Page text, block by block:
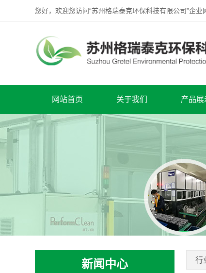
您好，欢迎您访问“苏州格瑞泰克环保科技有限公司”企业
网站首页 关于我们 产品展
新闻中心 行